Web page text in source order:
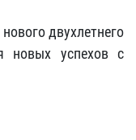
двухлетнего
новых успехов с